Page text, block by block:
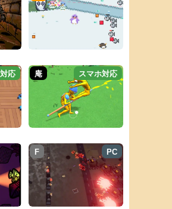
応 庵 スマホ対応
F PC